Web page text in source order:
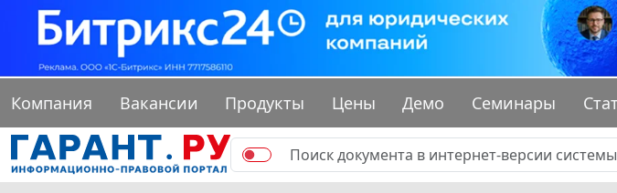
Компания Вакансии Продукты Цены Демо Семинары